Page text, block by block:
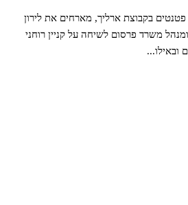
פטנטים בקבוצת ארליך, מארחים את לירון
ברדיו כ 40 שנים ומנהל משרד פרסום לשיחה על קניין רוחני
ובאילו...